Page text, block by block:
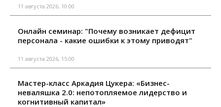
11 августа 2026, 10:00
Онлайн семинар: "Почему возникает дефицит
персонала - какие ошибки к этому приводят"
11 августа 2026, 15:00
Мастер-класс Аркадия Цукера: «Бизнес-
неваляшка 2.0: непотопляемое лидерство и
когнитивный капитал»